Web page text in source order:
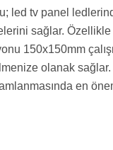
led tv panel
sağlar.
150x150mm
olanak
en